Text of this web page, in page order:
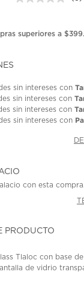
Sin
en
superiores a
sin intereses con
sin intereses con
sin intereses con
sin intereses con
con esta compra.
PRODUCTO
Tlaloc con base
de vidrio